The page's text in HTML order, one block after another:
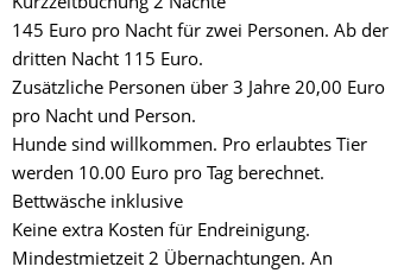
145 Euro pro Nacht für zwei Personen. Ab der
dritten Nacht 115 Euro.
Zusätzliche Personen über 3 Jahre 20,00 Euro
pro Nacht und Person.
Hunde sind willkommen. Pro erlaubtes Tier
werden 10.00 Euro pro Tag berechnet.
Bettwäsche inklusive
Keine extra Kosten für Endreinigung.
Mindestmietzeit 2 Übernachtungen. An